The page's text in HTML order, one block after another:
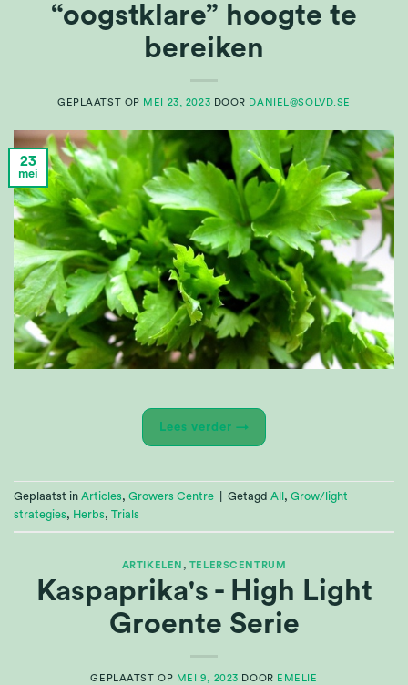
“oogstklare” hoogte te
bereiken
GEPLAATST OP MEI 23, 2023 DOOR DANIEL@SOLVD.SE
23
mei
Lees verder →
Geplaatst in Articles, Growers Centre Getagd All , Grow/light
strategies, Herbs, Trials
ARTIKELEN , TELERSCENTRUM
Kaspaprika's - High Light
Groente Serie
GEPLAATST OP MEI 9, 2023 DOOR EMELIE